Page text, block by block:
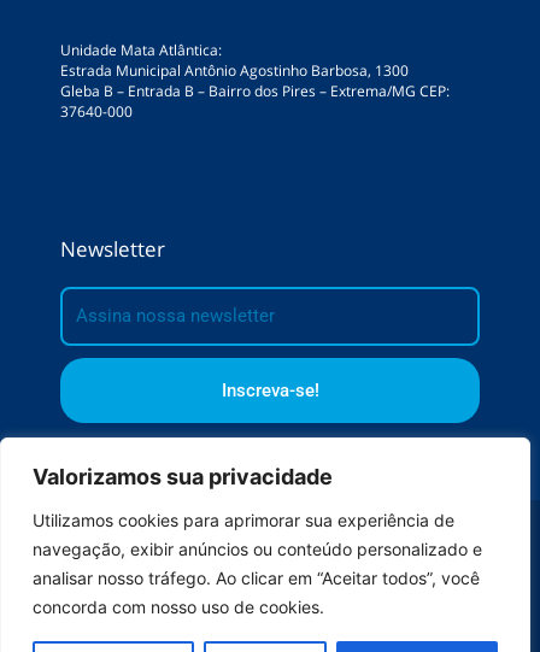
Valorizamos sua privacidade
Utilizamos cookies para aprimorar sua experiência de
navegação, exibir anúncios ou conteúdo personalizado e
analisar nosso tráfego. Ao clicar em “Aceitar todos”, você
concorda com nosso uso de cookies.
Unidade Mata Atlântica:
Estrada Municipal Antônio Agostinho Barbosa, 1300
Gleba B – Entrada B – Bairro dos Pires – Extrema/MG CEP:
37640-000
Newsletter
E-
mail
Inscreva-se!
© Acqualimp 2026 Política de Privacidade
Desenvolvido por: Arpejo Publicidade
i
n
o
a